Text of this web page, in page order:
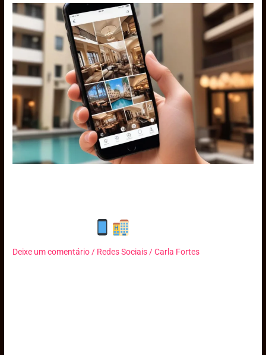
Deixe um comentário / Redes Sociais /Carla Fortes
Como
as
Redes
Sociais
Podem
Impulsionar
as
Reservas
do
Seu
Hotel